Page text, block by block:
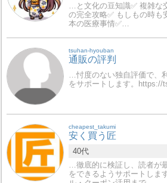
…と文化の豆知識✅ 複雑な
の完全攻略✅ もしもの時も
本の医療事情✅…
tsuhan-hyouban
通販の評判
…忖度のない独自評価で、
をサポートします。
cheapest_takumi
安く買う匠
40代
…徹底的に検証し、読者が
をできるようサポートしま